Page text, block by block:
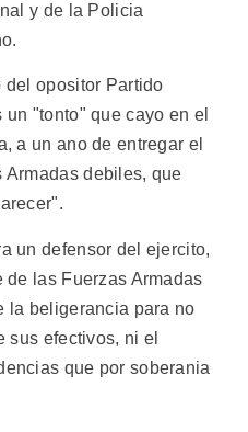
y de la Policia
del opositor Partido
"tonto" que cayo en el
a un ano de entregar el
Armadas debiles, que
un defensor del ejercito,
las Fuerzas Armadas
la beligerancia para no
sus efectivos, ni el
que por soberania